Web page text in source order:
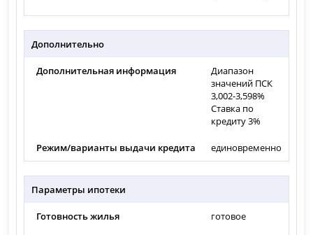
Дополнительно
Дополнительная информация
Диапазон
значений ПСК
3,002-3,598%
Ставка по
кредиту 3%
Режим/варианты выдачи кредита единовременно
Параметры ипотеки
Готовность жилья готовое